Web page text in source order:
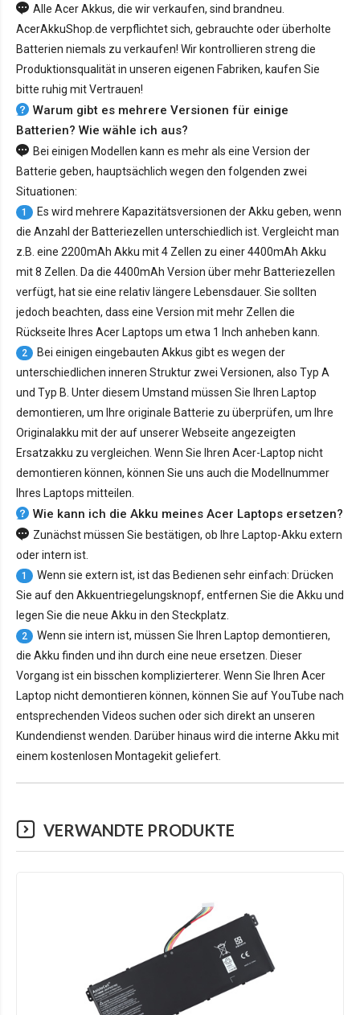
Alle Acer Akkus, die wir verkaufen, sind brandneu.
AcerAkkuShop.de verpflichtet sich, gebrauchte oder überholte
Batterien niemals zu verkaufen! Wir kontrollieren streng die
Produktionsqualität in unseren eigenen Fabriken, kaufen Sie
bitte ruhig mit Vertrauen!
Warum gibt es mehrere Versionen für einige
Batterien? Wie wähle ich aus?
Bei einigen Modellen kann es mehr als eine Version der
Batterie geben, hauptsächlich wegen den folgenden zwei
Situationen:
1
Es wird mehrere Kapazitätsversionen der Akku geben, wenn
die Anzahl der Batteriezellen unterschiedlich ist. Vergleicht man
z.B. eine 2200mAh Akku mit 4 Zellen zu einer 4400mAh Akku
mit 8 Zellen. Da die 4400mAh Version über mehr Batteriezellen
verfügt, hat sie eine relativ längere Lebensdauer. Sie sollten
jedoch beachten, dass eine Version mit mehr Zellen die
Rückseite Ihres Acer Laptops um etwa 1 Inch anheben kann.
2
Bei einigen eingebauten Akkus gibt es wegen der
unterschiedlichen inneren Struktur zwei Versionen, also Typ A
und Typ B. Unter diesem Umstand müssen Sie Ihren Laptop
demontieren, um Ihre originale Batterie zu überprüfen, um Ihre
Originalakku mit der auf unserer Webseite angezeigten
Ersatzakku zu vergleichen. Wenn Sie Ihren Acer-Laptop nicht
demontieren können, können Sie uns auch die Modellnummer
Ihres Laptops mitteilen.
Wie kann ich die Akku meines Acer Laptops ersetzen?
Zunächst müssen Sie bestätigen, ob Ihre Laptop-Akku extern
oder intern ist.
1
Wenn sie extern ist, ist das Bedienen sehr einfach: Drücken
Sie auf den Akkuentriegelungsknopf, entfernen Sie die Akku und
legen Sie die neue Akku in den Steckplatz.
2
Wenn sie intern ist, müssen Sie Ihren Laptop demontieren,
die Akku finden und ihn durch eine neue ersetzen. Dieser
Vorgang ist ein bisschen komplizierterer. Wenn Sie Ihren Acer
Laptop nicht demontieren können, können Sie auf YouTube nach
entsprechenden Videos suchen oder sich direkt an unseren
Kundendienst wenden. Darüber hinaus wird die interne Akku mit
einem kostenlosen Montagekit geliefert.
VERWANDTE PRODUKTE